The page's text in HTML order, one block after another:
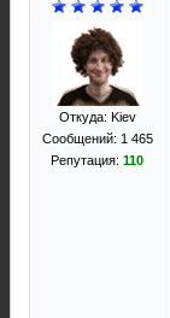
Откуда: Kiev
Сообщений: 1 465
Репутация: 110